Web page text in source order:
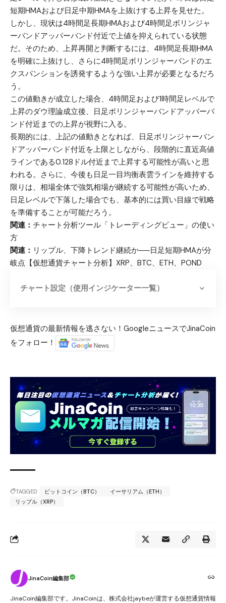
短期HMAおよび日足中期HMAを上抜けする上昇を見せた。
しかし、現状は4時間足長期HMAおよび4時間足ボリンジャ
ーバンドアッパーバンド付近で上値を抑えられている状態
だ。そのため、上昇再開と判断するには、4時間足長期HMA
を明確に上抜けし、さらに4時間足ボリンジャーバンドのエ
クスパンションを誘発するような強い上昇が必要となるだろ
う。
この値動きが成立した場合、4時間足および1時間足レベルで
上昇のダウ理論成立後、日足ボリンジャーバンドアッパーバ
ンド付近までの上昇が視野に入る。
長期的には、上記の値動きとなれば、日足ボリンジャーバン
ドアッパーバンド付近を上限としながら、段階的に直近高値
ラインである0.128ドル付近まで上昇する可能性が高いと思
われる。さらに、今後も日足一目均衡表雲ラインを維持する
限りは、相場全体で強気相場が継続する可能性が高いため、
日足レベルで下落した場合でも、基本的には買い目線で戦略
を準備することが可能だろう。
関連： チャート分析ツール「トレーディングビュー」の使い
方
関連： リップル、下降トレンド継続か──日足短期HMAが分
岐点【仮想通貨チャート分析】XRP、BTC、ETH、POND
チャート設定（使用インジケーター一覧）
仮想通貨の最新情報を逃さない！GoogleニュースでJinaCoin
をフォロー！
TAGGED: ビットコイン（BTC）
イーサリアム（ETH）
リップル（XRP）
JinaCoin編集部
JinaCoin編集部です。JinaCoinは、株式会社jaybeが運営する仮想通貨情報